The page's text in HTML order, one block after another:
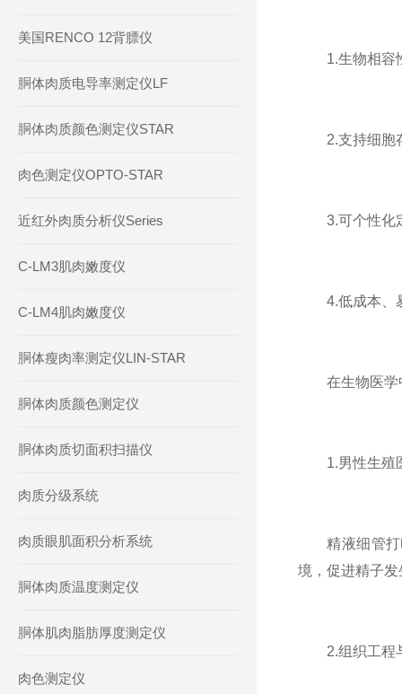
美国RENCO 12背膘仪
胴体肉质电导率测定仪LF
胴体肉质颜色测定仪STAR
肉色测定仪OPTO-STAR
近红外肉质分析仪Series
C-LM3肌肉嫩度仪
C-LM4肌肉嫩度仪
胴体瘦肉率测定仪LIN-STAR
胴体肉质颜色测定仪
胴体肉质切面积扫描仪
肉质分级系统
肉质眼肌面积分析系统
胴体肉质温度测定仪
胴体肌肉脂肪厚度测定仪
肉色测定仪
1.生物相容性
2.支持细胞存
3.可个性化定
4.低成本、易
在生物医学
1.男性生殖
精液细管打印
境，促进精子
2.组织工程